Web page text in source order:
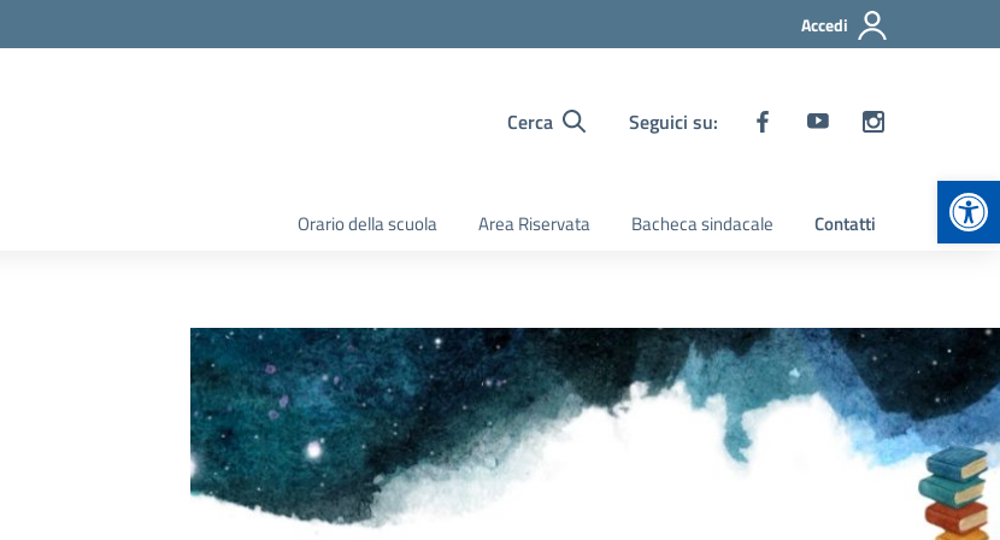
Accedi
Cerca Seguici su:
Orario della scuola Area Riservata Bacheca sindacale Contatti